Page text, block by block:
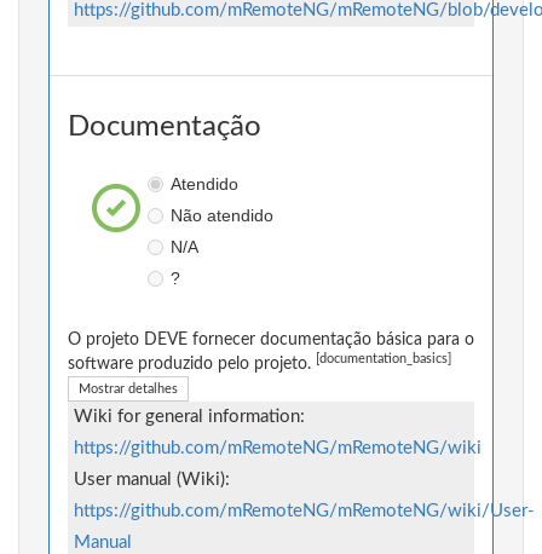
https://github.com/mRemoteNG/mRemoteNG/blob/
Documentação
Atendido
Não atendido
N/A
?
O projeto DEVE fornecer documentação básica para o
software produzido pelo projeto.
[documentation_basics]
Mostrar detalhes
Wiki for general information:
https://github.com/mRemoteNG/mRemoteNG/wiki
User manual (Wiki):
https://github.com/mRemoteNG/mRemoteNG/wiki/User-
Manual